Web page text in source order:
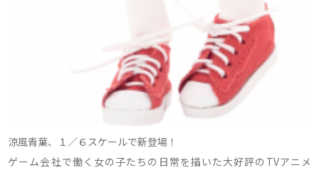
涼風青葉、１／６スケールで新登場！
ゲーム会社で働く女の子たちの日常を描いた大好評のTVアニメ